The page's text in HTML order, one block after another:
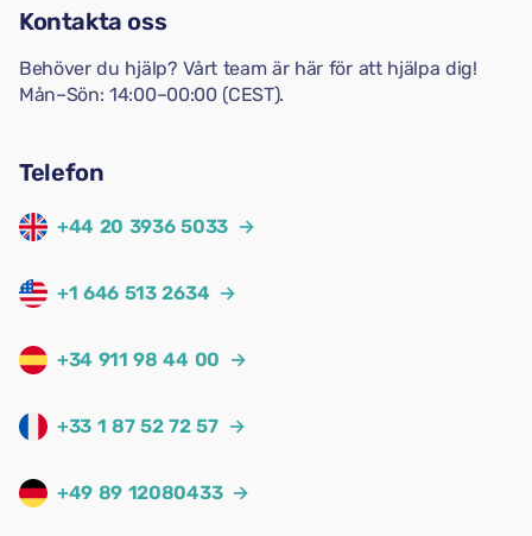
Kontakta oss
Behöver du hjälp? Vårt team är här för att hjälpa dig!
Mån–Sön: 14:00–00:00 (CEST).
Telefon
+44 20 3936 5033 →
+1 646 513 2634 →
+34 911 98 44 00 →
+33 1 87 52 72 57 →
+49 89 12080433 →